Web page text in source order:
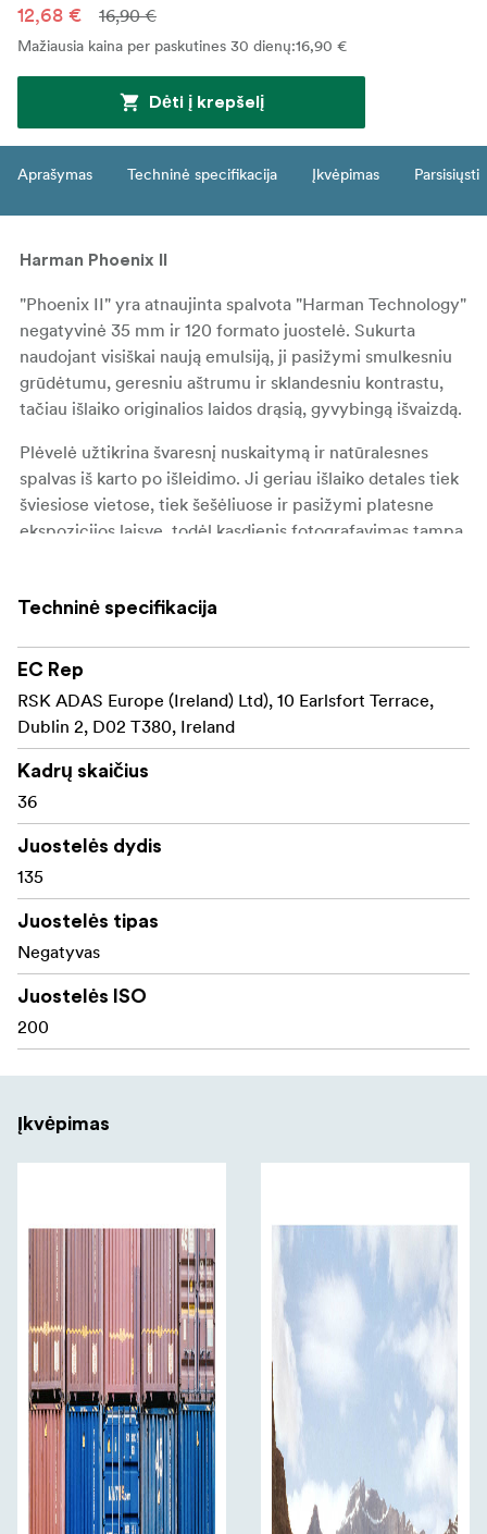
12,68 € 16,90 €
Mažiausia kaina per paskutines 30 dienų:16,90 €
Dėti į krepšelį
Aprašymas Techninė specifikacija Įkvėpimas Parsisiųsti
Harman Phoenix II
"Phoenix II" yra atnaujinta spalvota "Harman Technology"
negatyvinė 35 mm ir 120 formato juostelė. Sukurta
naudojant visiškai naują emulsiją, ji pasižymi smulkesniu
grūdėtumu, geresniu aštrumu ir sklandesniu kontrastu,
tačiau išlaiko originalios laidos drąsią, gyvybingą išvaizdą.
Plėvelė užtikrina švaresnį nuskaitymą ir natūralesnes
spalvas iš karto po išleidimo. Ji geriau išlaiko detales tiek
šviesiose vietose, tiek šešėliuose ir pasižymi platesne
ekspozicijos laisve, todėl kasdienis fotografavimas tampa
sutaupoma laiko, skirto vėlesniam apdorojimui.
"Phoenix II" idealiai tinka fotografams, mėgstantiems
charakteringų spalvų juostą su geresnėmis techninėmis
charakteristikomis, ji yra ir prieinama, ir išraiškinga.
Pagrindinės funkcijos:
Pateikiama 35 mm ir 120 formatais
ir ryškesnėmis detalėmis
Glotnesnė kontrastas ir geresnis tonų diapazonas
Tobulesnis išryškinimų ir šešėlių išlaikymas
Techninė specifikacija
EC Rep
RSK ADAS Europe (Ireland) Ltd), 10 Earlsfort Terrace,
Dublin 2, D02 T380, Ireland
Kadrų skaičius
36
Juostelės dydis
135
Juostelės tipas
Negatyvas
Juostelės ISO
200
Įkvėpimas